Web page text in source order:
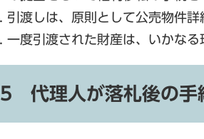
引渡しは、原則として公売物件
一度引渡された財産は、いかな
5 代理人が落札後の手